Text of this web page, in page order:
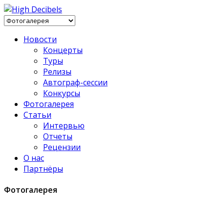
Новости
Концерты
Туры
Релизы
Автограф-сессии
Конкурсы
Фотогалерея
Статьи
Интервью
Отчеты
Рецензии
О нас
Партнёры
Фотогалерея